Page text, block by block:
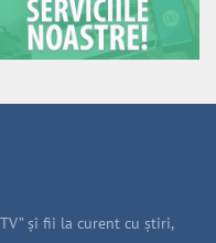
și fii la curent cu știri,